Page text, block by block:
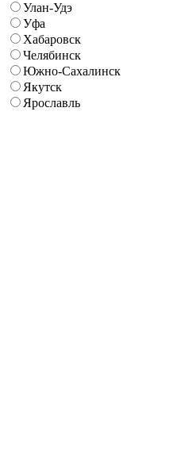
Улан-Удэ
Уфа
Хабаровск
Челябинск
Южно-Сахалинск
Якутск
Ярославль